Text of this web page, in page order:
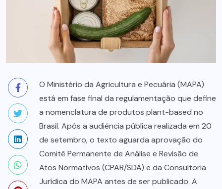
O Ministério da Agricultura e Pecuária (MAPA)
está em fase final da regulamentação que define
a nomenclatura de produtos plant-based no
Brasil. Após a audiência pública realizada em 20
de setembro, o texto aguarda aprovação do
Comitê Permanente de Análise e Revisão de
Atos Normativos (CPAR/SDA) e da Consultoria
Jurídica do MAPA antes de ser publicado. A